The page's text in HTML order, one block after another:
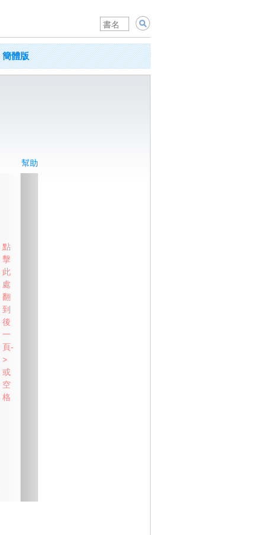
簡體版
幫助
點
擊
此
處
翻
到
後
一
頁-
>
或
空
格